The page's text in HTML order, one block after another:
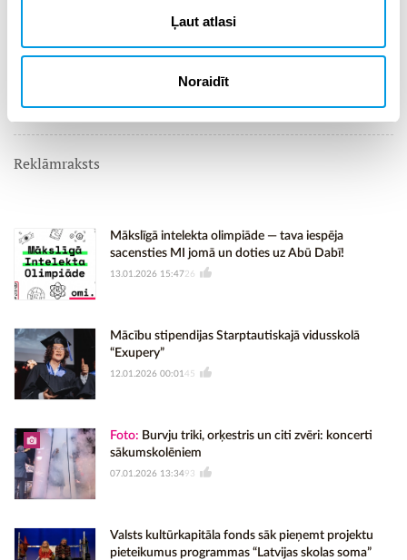
Ļaut atlasi
Noraidīt
LU IZPF Pedagoģijas zinātniskā institūta vadošais
Manuels Hoakins Fernandess-Gonsaless
E-pasts:manuels.fernandezs@lu.lv
Reklāmraksts
Mākslīgā intelekta olimpiāde — tava iespēja
sacensties MI jomā un doties uz Abū Dabī!
13.01.2026 15:4726
Mācību stipendijas Starptautiskajā vidusskolā
“Exupery”
12.01.2026 00:0145
Foto: Burvju triki, orķestris un citi zvēri: koncerti
sākumskolēniem
07.01.2026 13:3493
Valsts kultūrkapitāla fonds sāk pieņemt projektu
pieteikumus programmas “Latvijas skolas soma”